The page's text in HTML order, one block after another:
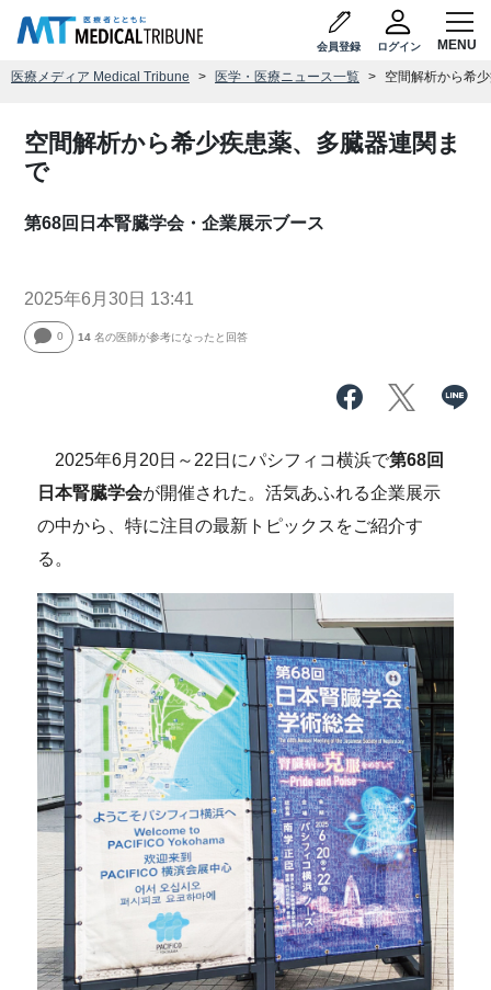
会員登録 ログイン
医療メディア Medical Tribune 医学・医療ニュース一覧 空間解析から希
空間解析から希少疾患薬、多臓器連関ま
で
第68回日本腎臓学会・企業展示ブース
2025年6月30日 13:41
0 14 名の医師が参考になったと回答
2025年6月20日～22日にパシフィコ横浜で第68回
日本腎臓学会が開催された。活気あふれる企業展示
の中から、特に注目の最新トピックスをご紹介す
る。